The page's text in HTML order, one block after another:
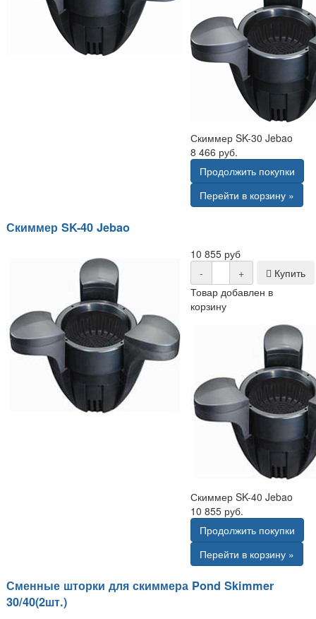
Скиммер SK-30 Jebao
8 466 руб.
Продолжить покупки
Перейти в корзину »
Скиммер SK-40 Jebao
10 855 руб
-
+
Купить
Товар добавлен в
корзину
Скиммер SK-40 Jebao
10 855 руб.
Продолжить покупки
Перейти в корзину »
Сменные шторки для скиммера Pond Skimmer
30/40(2шт.)